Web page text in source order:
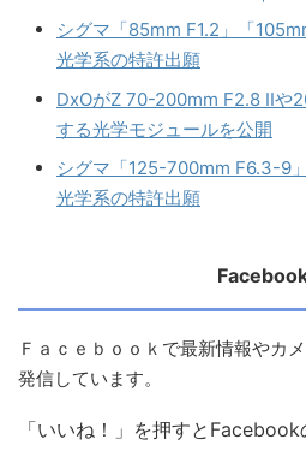
シグマ「85mm F1.2」「
光学系の特許出願
DxOがZ 70-200mm F2.8 IIや
する光学モジュールを公開
シグマ「125-700mm F6.3-9
光学系の特許出願
Ｆａｃｅｂｏｏｋで最新情報やカ
発信しています。
「いいね！」を押すとFacebook